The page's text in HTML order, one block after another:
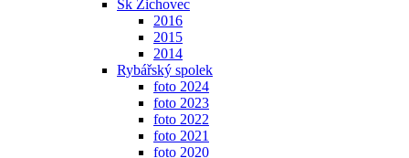
Sk Zichovec
2016
2015
2014
Rybářský spolek
foto 2024
foto 2023
foto 2022
foto 2021
foto 2020